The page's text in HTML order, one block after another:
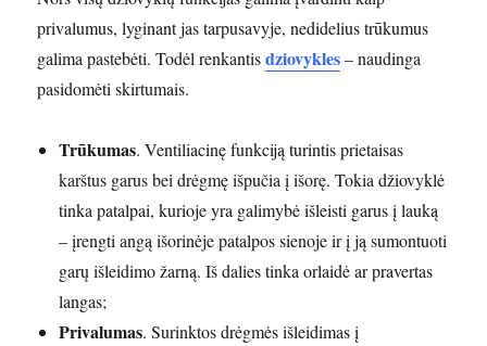
privalumus, lyginant jas tarpusavyje, nedidelius trūkumus
galima pastebėti. Todėl renkantisdziovykles– naudinga
pasidomėti skirtumais.
Trūkumas. Ventiliacinę funkciją turintis prietaisas
karštus garus bei drėgmę išpučia į išorę. Tokia džiovyklė
tinka patalpai, kurioje yra galimybė išleisti garus į lauką
– įrengti angą išorinėje patalpos sienoje ir į ją sumontuoti
garų išleidimo žarną. Iš dalies tinka orlaidė ar pravertas
langas;
Privalumas. Surinktos drėgmės išleidimas į